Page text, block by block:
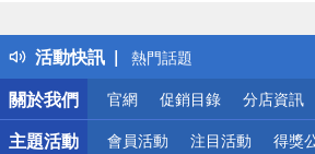
活動快訊
得獎公告
熱門話題
銀行優惠
偏遠地區配送
詐騙網頁！請小心！
關於我們
官網 促銷目錄 分店資訊
主題活動 會員活動 注目活動 得獎